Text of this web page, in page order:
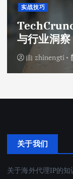
实战技巧
与行业洞察
由 zhinengti
关于我们
关于海外代理IP的知